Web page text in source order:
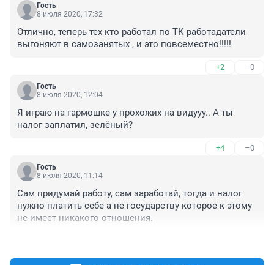
Гость
8 июля 2020, 17:32
Отлично, теперь тех кто работал по ТК работадатели
выгоняют в самозанятых , и это повсеместно!!!!!
+2 –0
Гость
8 июля 2020, 12:04
Я играю на гармошке у прохожих на видууу.. А ты
налог заплатил, зелёный?
+4 –0
Гость
8 июля 2020, 11:14
Сам придумай работу, сам заработай, тогда и налог
нужно платить себе а не государству которое к этому
не имеет никакого отношения.